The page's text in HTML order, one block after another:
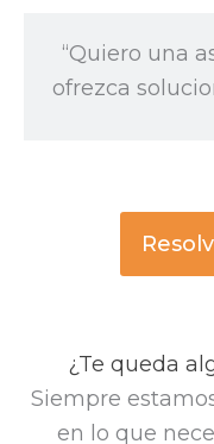
“Quiero una
ofrezca
¿Te queda
Siempre
en lo que